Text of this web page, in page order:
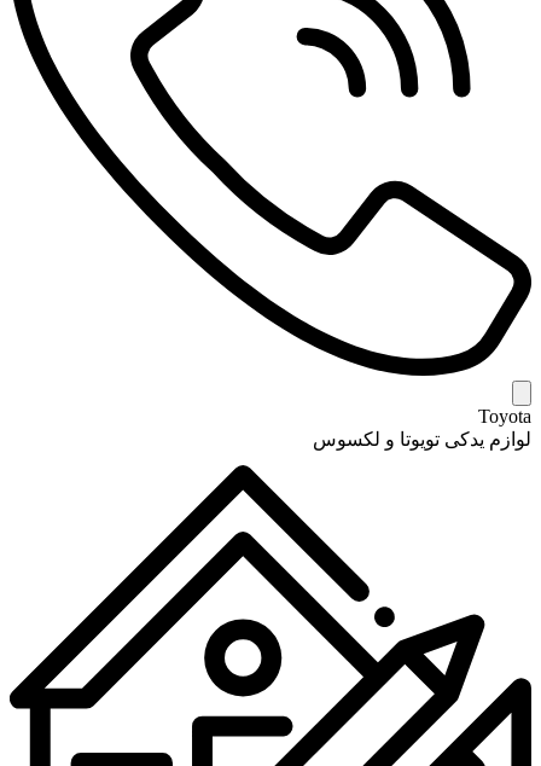
Toyota
لوازم یدکی تویوتا و لکسوس